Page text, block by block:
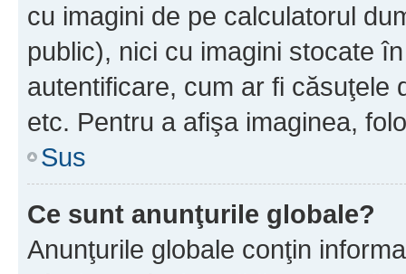
cu imagini de pe calculatorul
public), nici cu imagini stocate
autentificare, cum ar fi căsuţele
etc. Pentru a afişa imaginea,
Sus
Ce sunt anunţurile globale?
Anunţurile globale conţin